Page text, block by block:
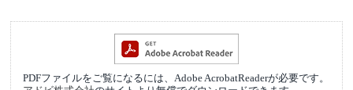
PDFファイルをご覧になるには、Adobe AcrobatReaderが必要です。